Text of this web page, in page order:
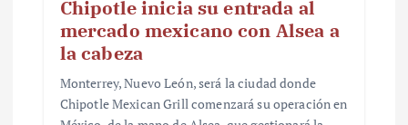
Chipotle inicia su entrada al
mercado mexicano con Alsea a
la cabeza
Monterrey, Nuevo León, será la ciudad donde
Chipotle Mexican Grill comenzará su operación en